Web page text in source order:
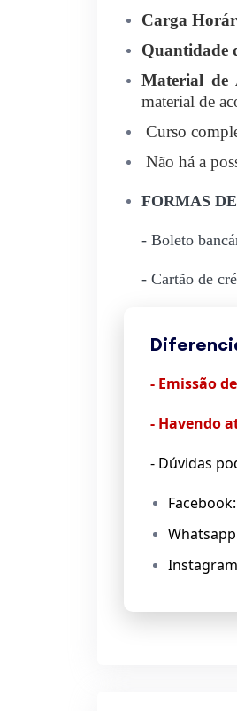
Carga
Quantidade
Material de
material de
Curso
Não há a
FORMAS
- Boleto
- Cartão de
- Emissão
- Havendo
- Dúvidas